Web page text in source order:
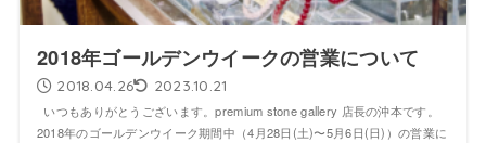
2018年ゴールデンウイークの営業について
2018.04.26 2023.10.21
いつもありがとうございます。premium stone gallery 店長の沖本です。
2018年のゴールデンウイーク期間中（4月28日(土)〜5月6日(日)）の営業に